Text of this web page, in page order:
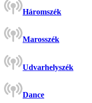
Háromszék
Marosszék
Udvarhelyszék
Dance